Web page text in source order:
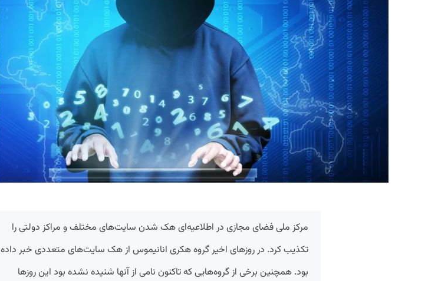
مرکز ملی فضای مجازی در اطلاعیه‌ای هک شدن سایت‌های مختلف و مراکز دولتی را
تکذیب کرد. در روزهای اخیر گروه هکری انانیموس از هک سایت‌های متعددی خبر داده
بود. همچنین برخی از گروه‌هایی که تاکنون نامی از آنها شنیده نشده بود این روزها